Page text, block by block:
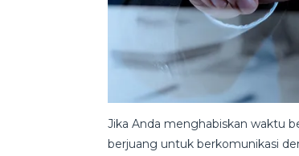
Jika Anda menghabiskan waktu
berjuang untuk berkomunikasi